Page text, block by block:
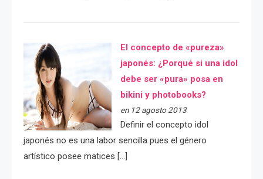
El concepto de «pureza»
japonés: ¿Porqué si una idol
debe ser «pura» posa en
bikini y photobooks?
en 12 agosto 2013
Definir el concepto idol
japonés no es una labor sencilla pues el género
artístico posee matices […]